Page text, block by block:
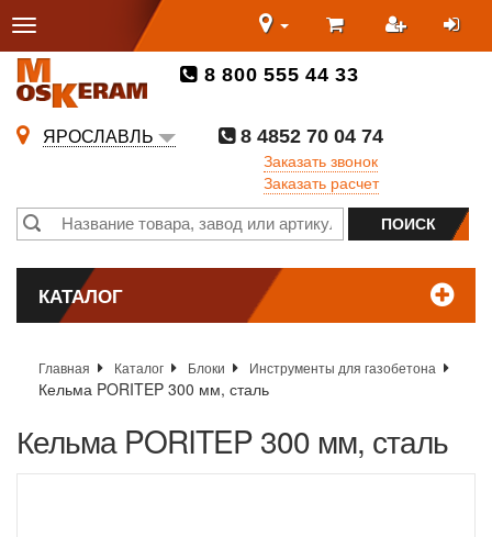
8 800 555 44 33
ЯРОСЛАВЛЬ
8 4852 70 04 74
Заказать звонок
Заказать расчет
КАТАЛОГ
Главная Каталог Блоки Инструменты для газобетона
Кельма PORITEP 300 мм, сталь
Кельма PORITEP 300 мм, сталь